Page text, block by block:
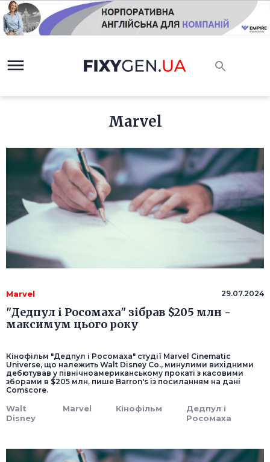
Marvel
Marvel 29.07.2024
"Дедпул і Росомаха" зібрав $205 млн -
максимум цього року
Кінофільм "Дедпул і Росомаха" студії Marvel Cinematic
Universe, що належить Walt Disney Co., минулими вихідними
дебютував у північноамериканському прокаті з касовими
зборами в $205 млн, пише Barron's із посиланням на дані
Comscore.
Walt
Disney
Marvel Кінофільм
Дедпул і
Росомаха